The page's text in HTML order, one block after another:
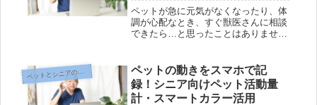
ペットが急に元気がなくなったり、体
調が心配なとき、すぐ獣医さんに相談
できたら…と思ったことはありません
なとき、LINEを使って気軽に獣医師
とメッセージでやりとりできる新し
い...
ペットとシニアのデジタル生活編
ペットの動きをスマホで記
録！シニア向けペット活動量
計・スマートカラー活用